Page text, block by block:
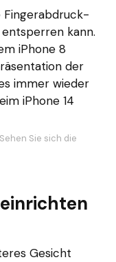
Fingerabdruck-
kann.
iPhone 8
der
immer wieder
iPhone 14
Sehen Sie sich die
einrichten
Gesicht